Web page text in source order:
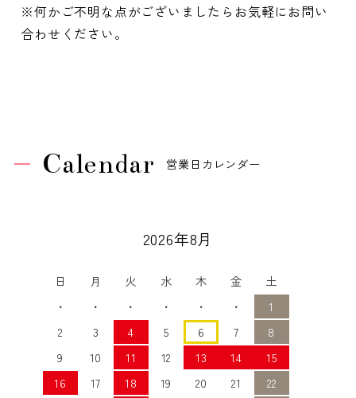
※何かご不明な点がございましたらお気軽にお問い
合わせください。
Calendar 営業日カレンダー
2026年8月
日 月 火 水 木 金
土
・
・ ・ ・ ・ ・
1
2
3 4 5 6 7
8
9
10 11 12 13 14
15
16
17 18 19 20 21
22